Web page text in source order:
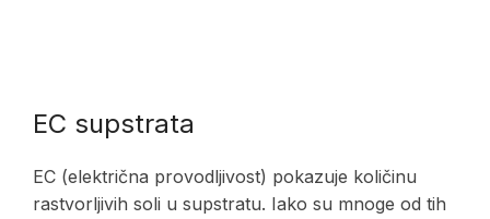
EC supstrata
EC (električna provodljivost) pokazuje količinu
rastvorljivih soli u supstratu. Iako su mnoge od tih